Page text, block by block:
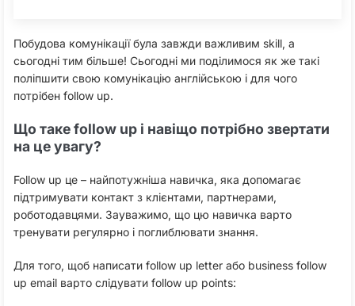
Побудова комунікації була завжди важливим skill, а
сьогодні тим більше! Сьогодні ми поділимося як же такі
поліпшити свою комунікацію англійською і для чого
потрібен follow up.
Що таке follow up і навіщо потрібно звертати
на це увагу?
Follow up це – найпотужніша навичка, яка допомагає
підтримувати контакт з клієнтами, партнерами,
роботодавцями. Зауважимо, що цю навичка варто
тренувати регулярно і поглиблювати знання.
Для того, щоб написати follow up letter або business follow
up email варто слідувати follow up points: